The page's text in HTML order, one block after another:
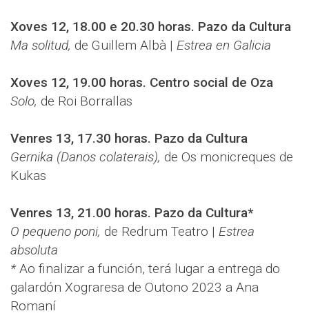
Xoves 12, 18.00 e 20.30 horas. Pazo da Cultura
Ma solitud, de Guillem Albà | Estrea en Galicia
Xoves 12, 19.00 horas. Centro social de Oza
Solo, de Roi Borrallas
Venres 13, 17.30 horas. Pazo da Cultura
Gernika (Danos colaterais), de Os monicreques de
Kukas
Venres 13, 21.00 horas. Pazo da Cultura*
O pequeno poni, de Redrum Teatro | Estrea
absoluta
*Ao finalizar a función, terá lugar a entrega do
galardón Xograresa de Outono 2023 a Ana
Romaní